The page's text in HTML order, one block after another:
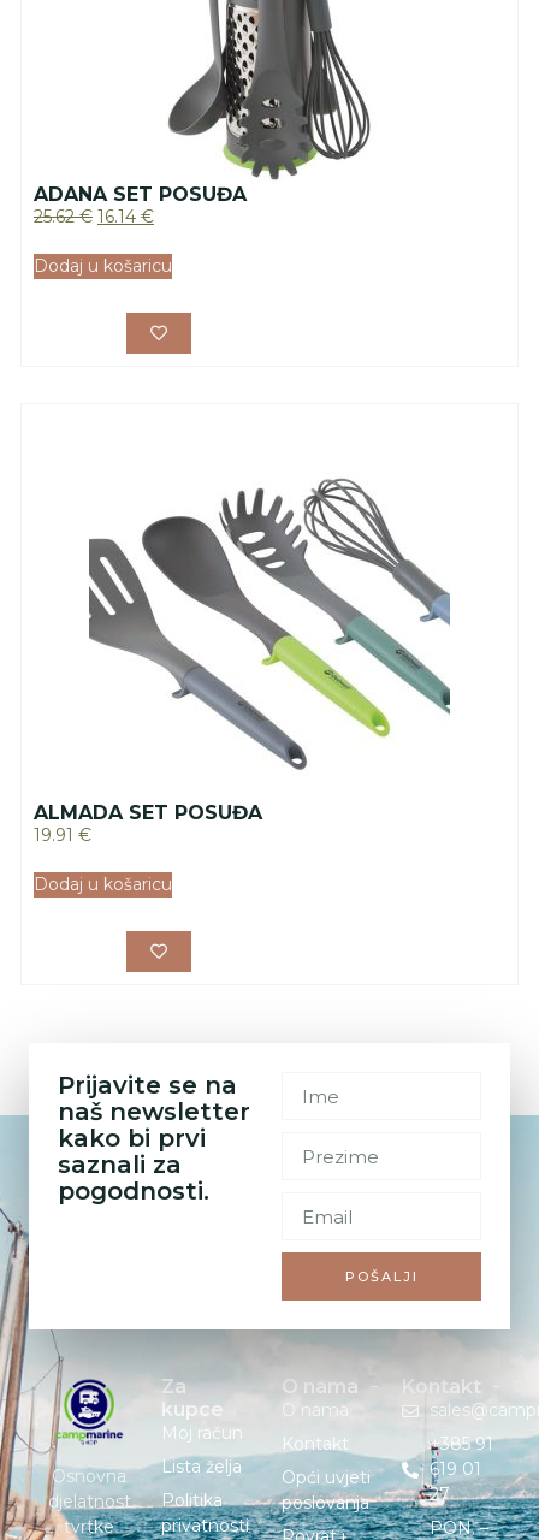
ADANA SET POSUĐA
25.62€ 16.14 €
Dodaj u košaricu
ALMADA SET POSUĐA
19.91 €
Dodaj u košaricu
Prijavite se na
naš newsletter
kako bi prvi
saznali za
pogodnosti.
POŠALJI
Osnovna
djelatnost
tvrtke
Za
kupce
Moj račun
Lista želja
Politika
privatnosti
O nama
O nama
Kontakt
Opći uvjeti
poslovanja
Kontakt
+385 91
619 01
27
PON. –